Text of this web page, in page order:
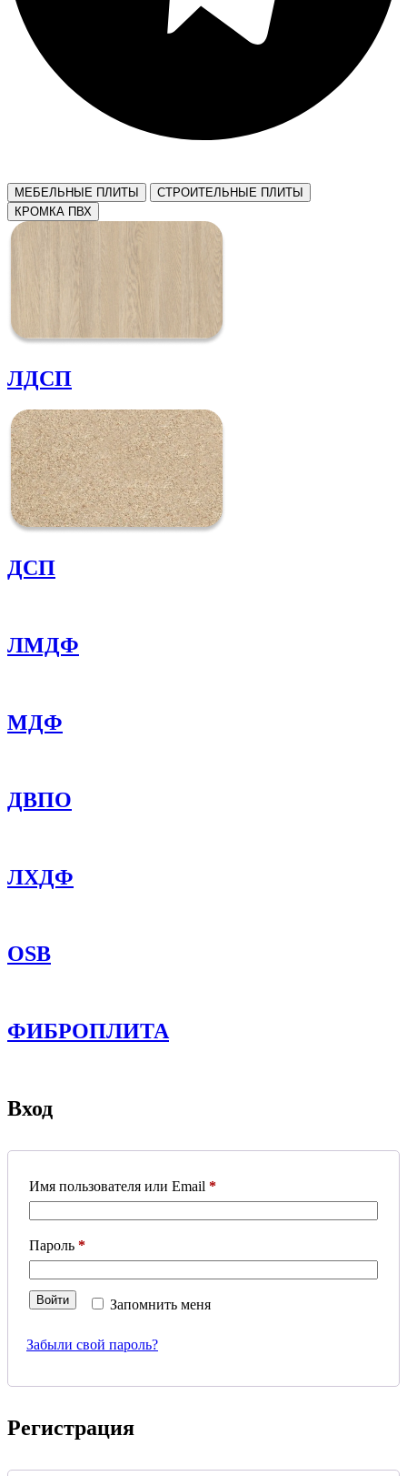
МЕБЕЛЬНЫЕ ПЛИТЫ
СТРОИТЕЛЬНЫЕ ПЛИТЫ
КРОМКА ПВХ
ЛДСП
ДСП
ЛМДФ
МДФ
ДВПО
ЛХДФ
OSB
ФИБРОПЛИТА
Вход
Имя пользователя или Email *Обязательно
Пароль *Обязательно
Запомнить меня
Войти
Забыли свой пароль?
Регистрация